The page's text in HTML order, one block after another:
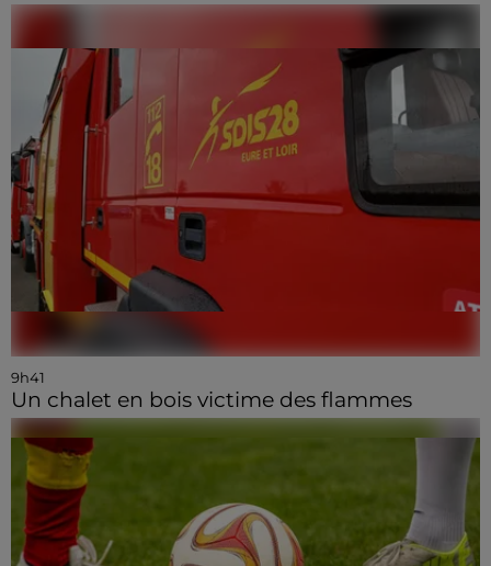
9h41
Un chalet en bois victime des flammes